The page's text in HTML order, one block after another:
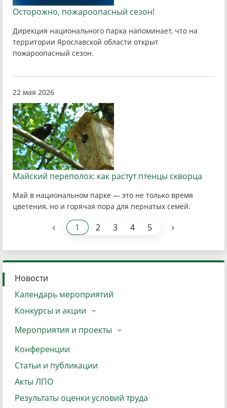
Осторожно, пожароопасный сезон!
Дирекция национального парка напоминает, что на
территории Ярославской области открыт
пожароопасный сезон.
22 мая 2026
Майский переполох: как растут птенцы скворца
Май в национальном парке — это не только время
цветения, но и горячая пора для пернатых семей.
‹ 1 2 3 4 5 ›
Новости
Календарь мероприятий
Конкурсы и акции
Мероприятия и проекты
Конференции
Статьи и публикации
Акты ЛПО
Результаты оценки условий труда